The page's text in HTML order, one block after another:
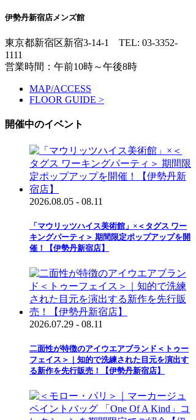
伊勢丹新宿店メンズ館
東京都新宿区新宿3-14-1 TEL: 03-3352-
1111
営業時間：午前10時～午後8時
MAP/ACCESS
FLOOR GUIDE >
開催中のイベント
2026.08.05 - 08.11
「マウリッツハイス美術館」×＜タグス ワー
キングパーティ＞ 期間限定ポップアップを開
催！【伊勢丹新宿店】
2026.07.29 - 08.11
二面性が特徴のアイウエアブランド＜トゥー
フェイス＞｜知的で洗練された目元を演出す
る新作を先行販売！【伊勢丹新宿店】